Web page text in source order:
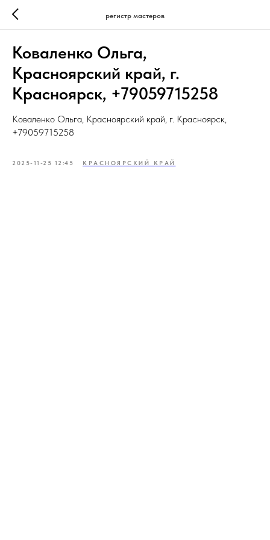
регистр мастеров
Коваленко Ольга,
Красноярский край, г.
Красноярск, +79059715258
Коваленко Ольга, Красноярский край, г. Красноярск,
+79059715258
2025-11-25 12:45 КРАСНОЯРСКИЙ КРАЙ